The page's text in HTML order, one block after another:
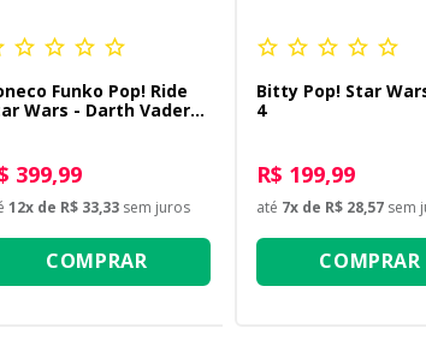
Funko Pop! Ride
Wars - Darth Vader
399,99
12x de R$ 33,33 sem juros
COMPRAR
Bitty Pop! Star
4
R$ 199,99
até 7x de R$ 28,57 sem
COMPRAR